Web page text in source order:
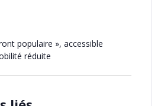
populaire », accessible
réduite